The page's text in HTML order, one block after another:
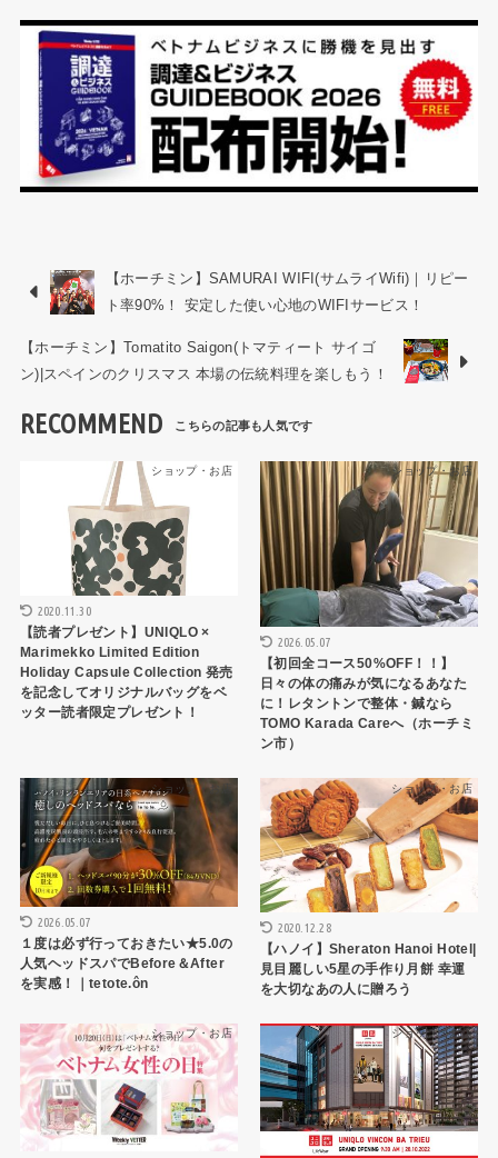
【ホーチミン】SAMURAI WIFI(サムライWifi)｜リピー
ト率90%！ 安定した使い心地のWIFIサービス！
【ホーチミン】Tomatito Saigon(トマティート サイゴ
ン)|スペインのクリスマス 本場の伝統料理を楽しもう！
RECOMMEND
ショップ・お店
2020.11.30
【読者プレゼント】UNIQLO ×
Marimekko Limited Edition
Holiday Capsule Collection 発売
を記念してオリジナルバッグをベ
ッター読者限定プレゼント！
ショップ・お店
2026.05.07
【初回全コース50%OFF！！】
日々の体の痛みが気になるあなた
に！レタントンで整体・鍼なら
TOMO Karada Careへ（ホーチミ
ン市）
ショップ・お店
2026.05.07
１度は必ず行っておきたい★5.0の
人気ヘッドスパでBefore＆After
を実感！｜tetote.ôn
ショップ・お店
2020.12.28
【ハノイ】Sheraton Hanoi Hotel|
見目麗しい5星の手作り月餅 幸運
を大切なあの人に贈ろう
ショップ・お店 ショップ・お店